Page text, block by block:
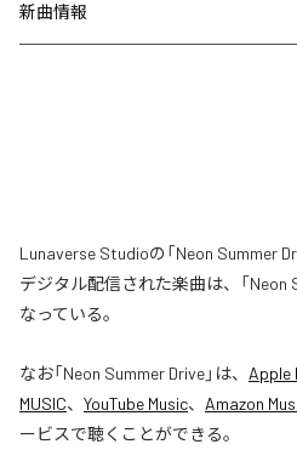
新曲情報
Lunaverse Studioの「Neon Summer
デジタル配信された楽曲は、「Neon
なっている。
なお「Neon Summer Drive」は、 Apple
MUSIC、 YouTube Music、 Amazon
ービスで聴くことができる。